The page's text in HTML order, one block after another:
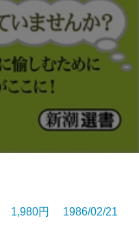
1,980円 1986/02/21